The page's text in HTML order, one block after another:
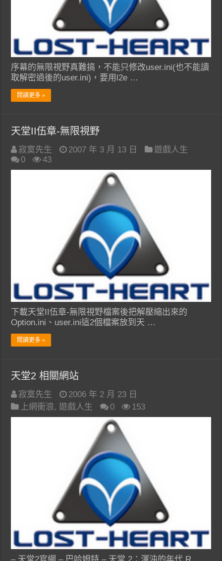
序幕的無限視野真難搞，不能只修改user.ini(也不能讀
取解密過後的user.ini)，要用l2e …
閱讀更多 »
天堂II伍章-無限視野
寂寞先生 2007 年 3 月 13 日
遊戲人生
0
43
下載天堂II伍章-無限視野檔案後把解壓縮出來的
Option.ini、user.ini這2個檔案放到天 …
閱讀更多 »
天堂2 相關網站
寂寞先生
2006 年 2 月 23 日
上網衝浪, 遊戲人生 0 153